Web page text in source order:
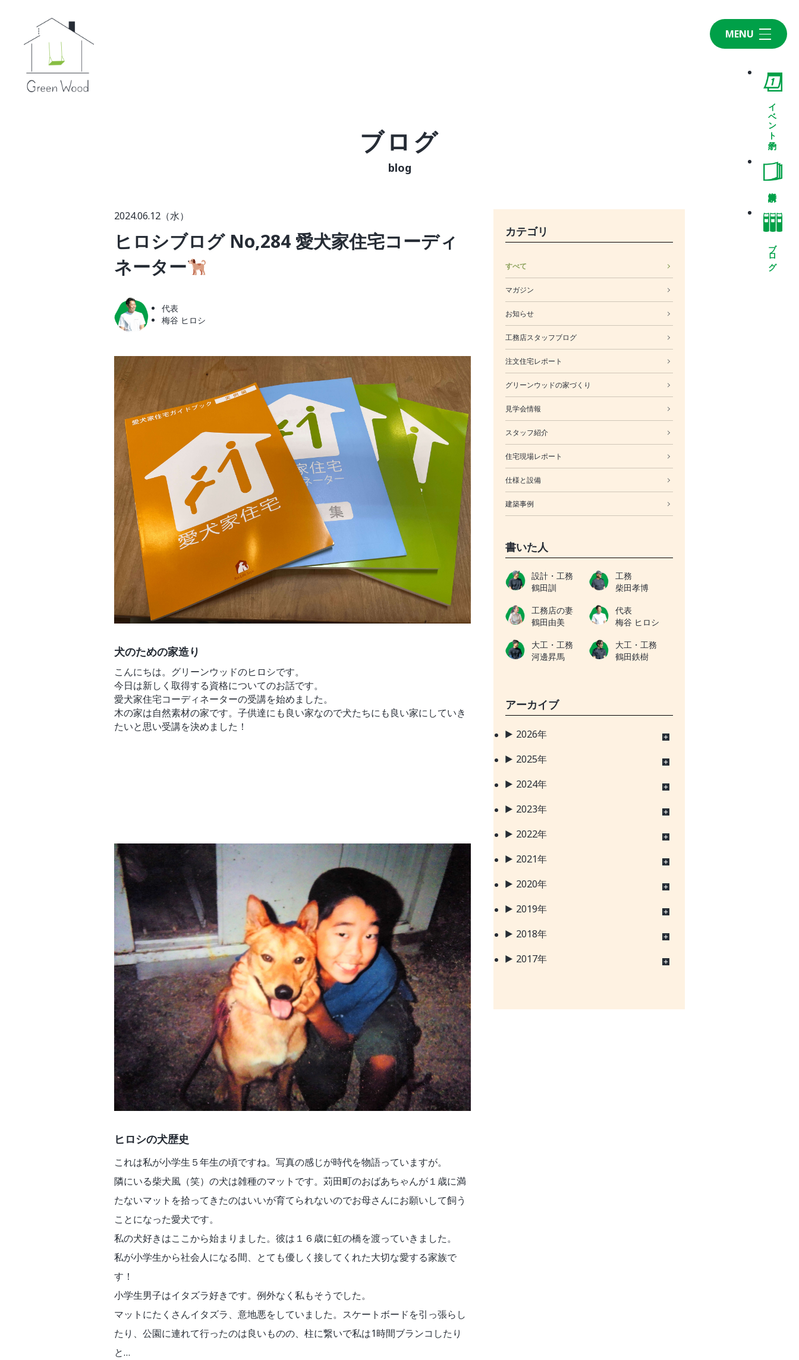
MENU
ABOUT
ブログ
お問い合わせ・資料請求
イベント予約
ブログ
ブログ
blog
2024.06.12（水）
ヒロシブログ No,284 愛犬家住宅コーディ
ネーター
代表
梅谷 ヒロシ
犬のための家造り
こんにちは。グリーンウッドのヒロシです。
今日は新しく取得する資格についてのお話です。
愛犬家住宅コーディネーターの受講を始めました。
木の家は自然素材の家です。子供達にも良い家なので犬たちにも良い家にしていき
たいと思い受講を決めました！
ヒロシの犬歴史
これは私が小学生５年生の頃ですね。写真の感じが時代を物語っていますが。
隣にいる柴犬風（笑）の犬は雑種のマットです。苅田町のおばあちゃんが１歳に満
たないマットを拾ってきたのはいいが育てられないのでお母さんにお願いして飼う
ことになった愛犬です。
私の犬好きはここから始まりました。彼は１６歳に虹の橋を渡っていきました。
私が小学生から社会人になる間、とても優しく接してくれた大切な愛する家族で
す！
小学生男子はイタズラ好きです。例外なく私もそうでした。
マットにたくさんイタズラ、意地悪をしていました。スケートボードを引っ張らし
たり、公園に連れて行ったのは良いものの、柱に繋いで私は1時間ブランコしたり
と…
カテゴリ
すべて
マガジン
お知らせ
工務店スタッフブログ
注文住宅レポート
グリーンウッドの家づくり
見学会情報
スタッフ紹介
住宅現場レポート
仕様と設備
建築事例
書いた人
設計・工務
鶴田訓
工務
柴田孝博
工務店の妻
鶴田由美
代表
梅谷 ヒロシ
大工・工務
河邊昇馬
大工・工務
鶴田鉄樹
アーカイブ
2026年
2025年
2024年
2023年
2022年
2021年
2020年
2019年
2018年
2017年